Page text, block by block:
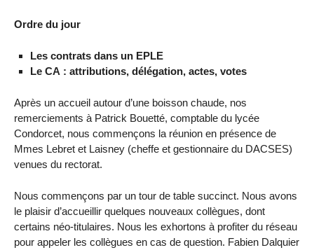
Ordre du jour
Les contrats dans un EPLE
Le CA : attributions, délégation, actes, votes
Après un accueil autour d’une boisson chaude, nos
remerciements à Patrick Bouetté, comptable du lycée
Condorcet, nous commençons la réunion en présence de
Mmes Lebret et Laisney (cheffe et gestionnaire du DACSES)
venues du rectorat.
Nous commençons par un tour de table succinct. Nous avons
le plaisir d’accueillir quelques nouveaux collègues, dont
certains néo-titulaires. Nous les exhortons à profiter du réseau
pour appeler les collègues en cas de question. Fabien Dalquier